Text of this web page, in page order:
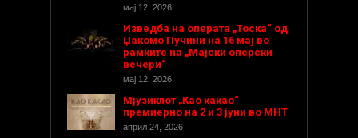
мај 12, 2026
Изведба на операта „Тоска“ од
Џакомо Пучини на 16 мај во
рамките на „Мајски оперски
вечери“
мај 12, 2026
Мјузиклот „Као какао“
премиерно на 2 и 3 јуни во МНТ
април 24, 2026